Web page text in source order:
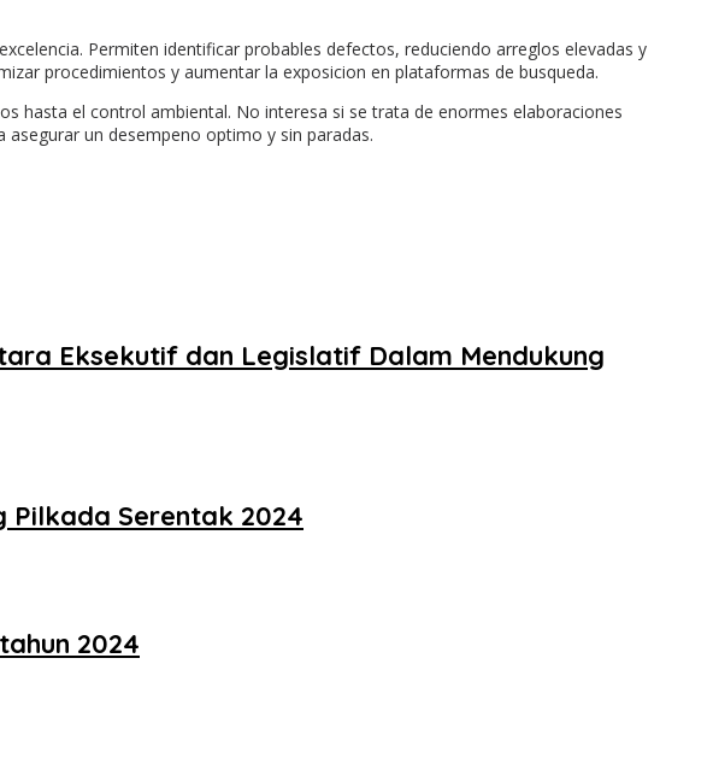
Permiten identificar probables defectos, reduciendo arreglos elevadas y
procedimientos y aumentar la exposicion en plataformas de busqueda.
hasta el control ambiental. No interesa si se trata de enormes elaboraciones
un desempeno optimo y sin paradas.
Eksekutif dan Legislatif Dalam Mendukung
Pilkada Serentak 2024
2024